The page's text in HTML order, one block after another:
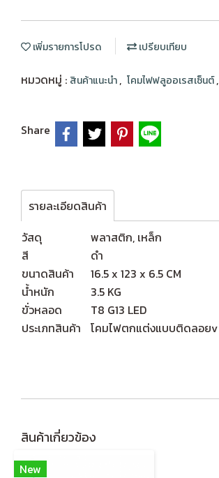
เพิ่มรายการโปรด เปรียบเทียบ
หมวดหมู่ : สินค้าแนะนำ, โคมไฟฟลูออเรสเซ็นต์,
Share
รายละเอียดสินค้า
วัสดุ
พลาสติก, เหล็ก
สี
ดำ
ขนาดสินค้า
16.5 x 123 x 6.5 CM
น้ำหนัก
3.5 KG
ขั่วหลอด
T8 G13 LED
ประเภทสินค้า
โคมไฟตกแต่งแบบติดลอยv
สินค้าเกี่ยวข้อง
New